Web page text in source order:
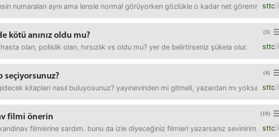
sttc
numaraları aynı ama lensle normal görüyorken gözlükle o kadar net göremiyorum.
(3)
kötü anınız oldu mu?
sttc
olan, polislik olan, hırsızlık vs oldu mu? yer de belirtirseniz şükela olur.
(4)
seçiyorsunuz?
sttc
kitapları nasıl buluyosunuz? yayınevinden mi gitmeli, yazardan mı yoksa
(10)
filmi önerin
sttc
filmlerine sardım. bunu da izle diyeceğiniz filmleri yazarsanız sevinirim.